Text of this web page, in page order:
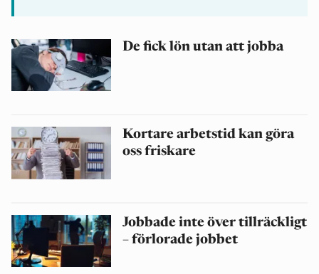
De fick lön utan att jobba
Kortare arbetstid kan göra
oss friskare
Jobbade inte över tillräckligt
– förlorade jobbet